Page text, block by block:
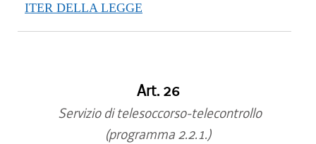
ITER DELLA LEGGE
Art. 26
Servizio di telesoccorso-telecontrollo
(programma 2.2.1.)